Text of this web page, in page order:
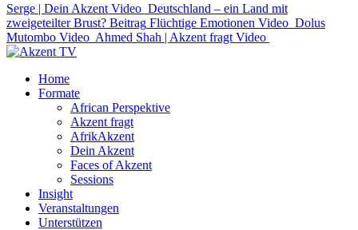
Serge | Dein Akzent Video Deutschland – ein Land mit
zweigeteilter Brust? Beitrag Flüchtige Emotionen Video Dolus
Mutombo Video Ahmed Shah | Akzent fragt Video
Home
Formate
African Perspektive
Akzent fragt
AfrikAkzent
Dein Akzent
Faces of Akzent
Sessions
Insight
Veranstaltungen
Unterstützen